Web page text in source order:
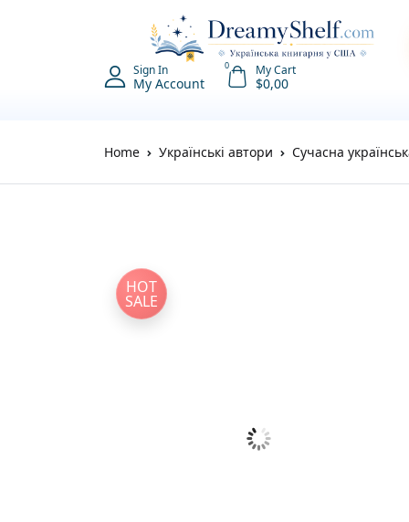
Sign In
My Account
0 My Cart
$0,00
Home Українські автори Сучасна
HOT
SALE